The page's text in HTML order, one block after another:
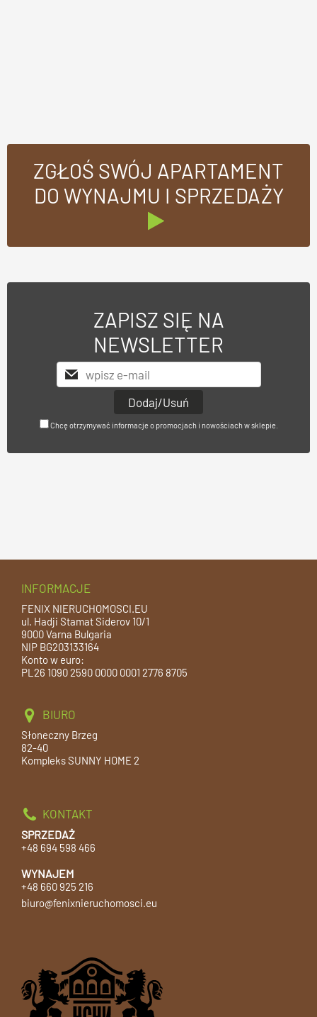
ZGŁOŚ SWÓJ APARTAMENT
DO WYNAJMU I SPRZEDAŻY
ZAPISZ SIĘ NA
NEWSLETTER
Chcę otrzymywać informacje o promocjach i nowościach w sklepie.
INFORMACJE
FENIX NIERUCHOMOSCI.EU
ul. Hadji Stamat Siderov 10/1
9000 Varna Bulgaria
NIP BG203133164
Konto w euro:
PL26 1090 2590 0000 0001 2776 8705
BIURO
Słoneczny Brzeg
82-40
Kompleks SUNNY HOME 2
KONTAKT
SPRZEDAŻ
+48 694 598 466
WYNAJEM
+48 660 925 216
biuro@fenixnieruchomosci.eu